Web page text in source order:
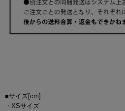
■サイズ[cm]
・XSサイズ